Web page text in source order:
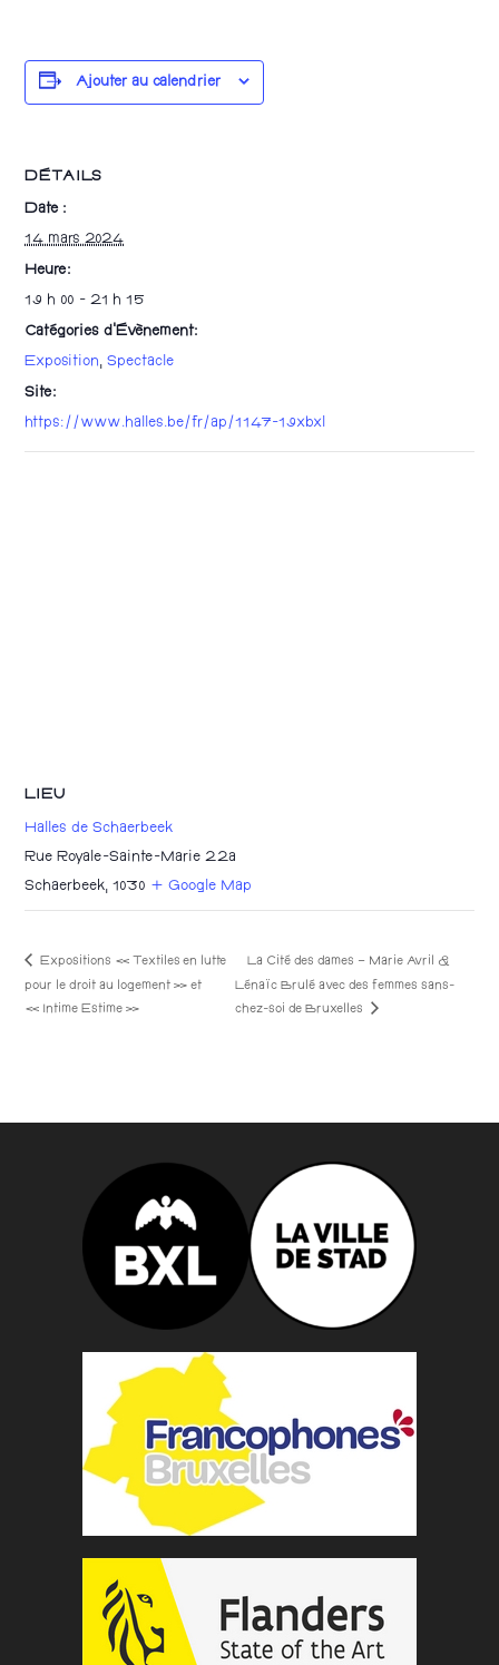
Ajouter au calendrier
DÉTAILS
Date :
14 mars 2024
Heure :
19 h 00 - 21 h 15
Catégories d’Évènement:
Exposition ,Spectacle
Site :
https://www.halles.be/fr/ap/1147-19xbxl
LIEU
Halles de Schaerbeek
Rue Royale-Sainte-Marie 22a
Schaerbeek, 1030 + Google Map
Expositions « Textiles en lutte
pour le droit au logement » et
« Intime Estime »
La Cité des dames – Marie Avril &
Lénaïc Brulé avec des femmes sans-
chez-soi de Bruxelles